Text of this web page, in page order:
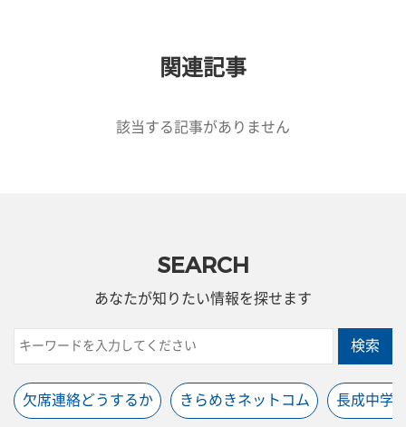
関連記事
該当する記事がありません
SEARCH
あなたが知りたい情報を探せます
検索
欠席連絡どうするか きらめきネットコム 長成中学